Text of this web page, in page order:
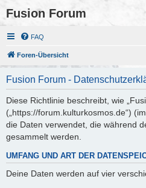
Fusion Forum
FAQ
Foren-Übersicht
Fusion Forum -
Diese Richtlinie beschreibt, wie
(„https://forum.kulturkosmos.de“)
die Daten verwendet, die während
gesammelt werden.
UMFANG UND ART DER
Deine Daten werden auf vier